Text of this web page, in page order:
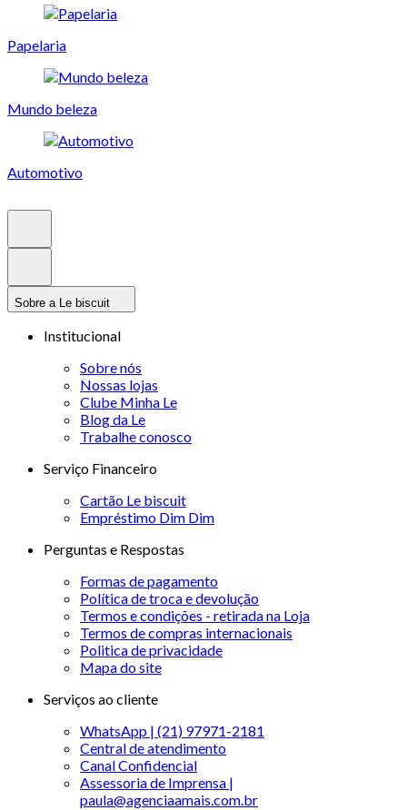
Papelaria
Mundo beleza
Automotivo
Sobre a Le biscuit
Institucional
Sobre nós
Nossas lojas
Clube Minha Le
Blog da Le
Trabalhe conosco
Serviço Financeiro
Cartão Le biscuit
Empréstimo Dim Dim
Perguntas e Respostas
Formas de pagamento
Política de troca e devolução
Termos e condições - retirada na Loja
Termos de compras internacionais
Politica de privacidade
Mapa do site
Serviços ao cliente
WhatsApp | (21) 97971-2181
Central de atendimento
Canal Confidencial
Assessoria de Imprensa |
paula@agenciaamais.com.br